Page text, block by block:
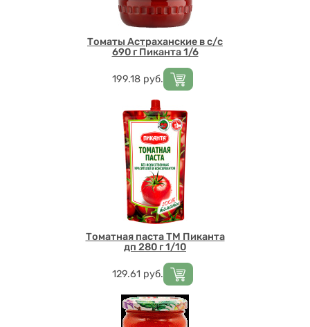
Томаты Астраханские в с/с
690 г Пиканта 1/6
Цена
199.18 руб.
Томатная паста ТМ Пиканта
дп 280 г 1/10
Цена
129.61 руб.